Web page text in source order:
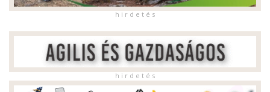
h i r d e t é s
h i r d e t é s